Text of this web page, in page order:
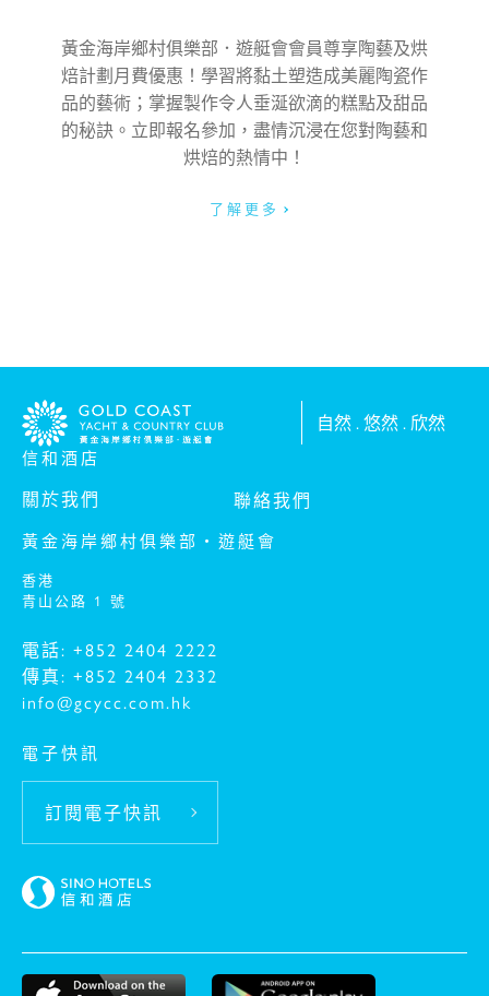
黃金海岸鄉村俱樂部．遊艇會會員尊享陶藝及烘
焙計劃月費優惠！學習將黏土塑造成美麗陶瓷作
品的藝術；掌握製作令人垂涎欲滴的糕點及甜品
的秘訣。立即報名參加，盡情沉浸在您對陶藝和
烘焙的熱情中！
了解更多
自然 . 悠然 . 欣然
信和酒店
關於我們 聯絡我們
黃金海岸鄉村俱樂部‧遊艇會
香港
青山公路 1 號
電話: +852 2404 2222
傳真: +852 2404 2332
info@gcycc.com.hk
電子快訊
訂閱電子快訊